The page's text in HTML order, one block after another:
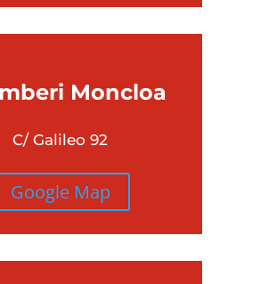
Moncloa
C/ Galileo 92
Google Map